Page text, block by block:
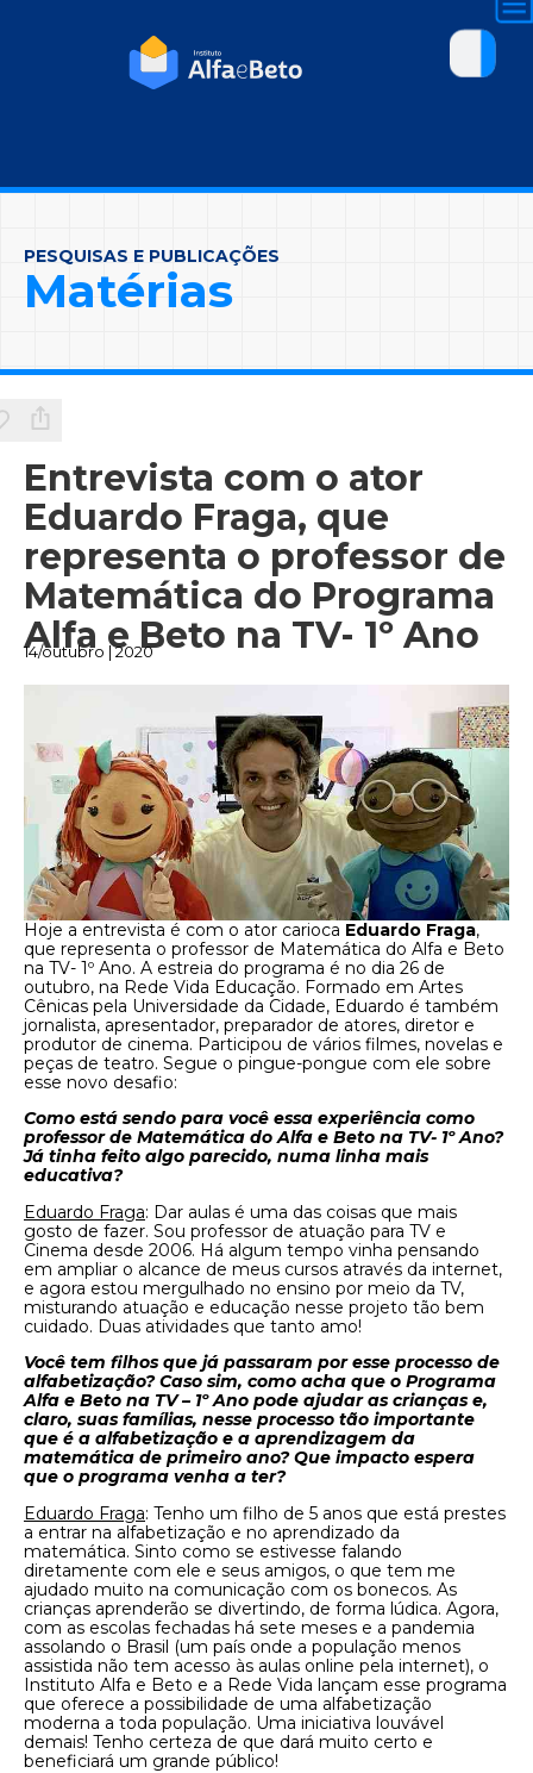
PESQUISAS E PUBLICAÇÕES
Matérias
Entrevista com o ator
Eduardo Fraga, que
representa o professor de
Matemática do Programa
Alfa e Beto na TV- 1º Ano
14/outubro | 2020
Hoje a entrevista é com o ator carioca Eduardo Fraga,
que representa o professor de Matemática do Alfa e Beto
na TV- 1º Ano. A estreia do programa é no dia 26 de
outubro, na Rede Vida Educação. Formado em Artes
Cênicas pela Universidade da Cidade, Eduardo é também
jornalista, apresentador, preparador de atores, diretor e
produtor de cinema. Participou de vários filmes, novelas e
peças de teatro. Segue o pingue-pongue com ele sobre
esse novo desafio:
Como está sendo para você essa experiência como
professor de Matemática do Alfa e Beto na TV- 1º Ano?
Já tinha feito algo parecido, numa linha mais
educativa?
Eduardo Fraga: Dar aulas é uma das coisas que mais
gosto de fazer. Sou professor de atuação para TV e
Cinema desde 2006. Há algum tempo vinha pensando
em ampliar o alcance de meus cursos através da internet,
e agora estou mergulhado no ensino por meio da TV,
misturando atuação e educação nesse projeto tão bem
cuidado. Duas atividades que tanto amo!
Você tem filhos que já passaram por esse processo de
alfabetização? Caso sim, como acha que o Programa
Alfa e Beto na TV – 1º Ano pode ajudar as crianças e,
claro, suas famílias, nesse processo tão importante
que é a alfabetização e a aprendizagem da
matemática de primeiro ano? Que impacto espera
que o programa venha a ter?
Eduardo Fraga: Tenho um filho de 5 anos que está prestes
a entrar na alfabetização e no aprendizado da
matemática. Sinto como se estivesse falando
diretamente com ele e seus amigos, o que tem me
ajudado muito na comunicação com os bonecos. As
crianças aprenderão se divertindo, de forma lúdica. Agora,
com as escolas fechadas há sete meses e a pandemia
assolando o Brasil (um país onde a população menos
assistida não tem acesso às aulas online pela internet), o
Instituto Alfa e Beto e a Rede Vida lançam esse programa
que oferece a possibilidade de uma alfabetização
moderna a toda população. Uma iniciativa louvável
demais! Tenho certeza de que dará muito certo e
beneficiará um grande público!